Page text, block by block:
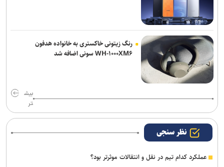
رنگ زیتونی خاکستری به خانواده هدفون
WH-۱۰۰۰XM۶ سونی اضافه شد
بیش
تر
نظر سنجی
عملکرد کدام تیم در نقل و انتقالات موثرتر بود؟